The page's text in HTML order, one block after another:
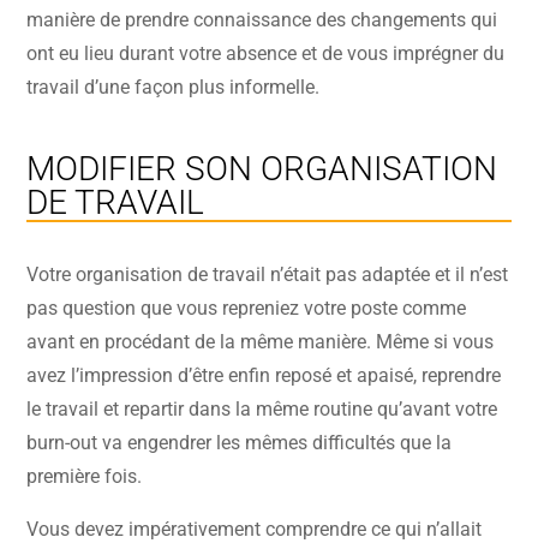
manière de prendre connaissance des changements qui
ont eu lieu durant votre absence et de vous imprégner du
travail d’une façon plus informelle.
MODIFIER SON ORGANISATION
DE TRAVAIL
Votre organisation de travail n’était pas adaptée et il n’est
pas question que vous repreniez votre poste comme
avant en procédant de la même manière. Même si vous
avez l’impression d’être enfin reposé et apaisé, reprendre
le travail et repartir dans la même routine qu’avant votre
burn-out va engendrer les mêmes difficultés que la
première fois.
Vous devez impérativement comprendre ce qui n’allait